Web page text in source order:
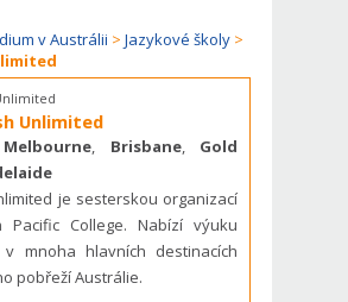
v Austrálii > Jazykové školy >
Unlimited
Melbourne, Brisbane, Gold
je sesterskou organizací
Pacific College. Nabízí výuku
v mnoha hlavních destinacích
pobřeží Austrálie.